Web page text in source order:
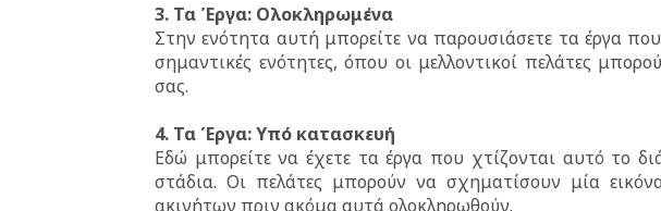
3. Τα Έργα: Ολοκληρωμένα
Στην ενότητα αυτή μπορείτε να παρουσιάσετε τα έργα
σημαντικές ενότητες, όπου οι μελλοντικοί πελάτες
σας.
4. Τα Έργα: Υπό κατασκευή
Εδώ μπορείτε να έχετε τα έργα που χτίζονται αυτό το
στάδια. Οι πελάτες μπορούν να σχηματίσουν μία
ακινήτων πριν ακόμα αυτά ολοκληρωθούν.